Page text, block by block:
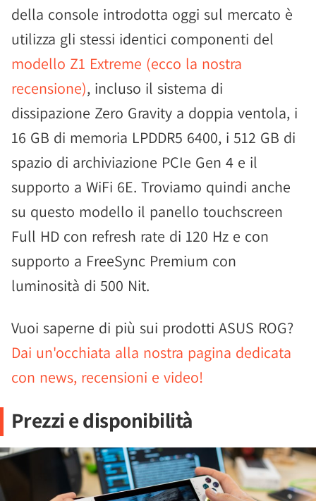
della console introdotta oggi sul mercato è
utilizza gli stessi identici componenti del
modello Z1 Extreme (ecco la nostra
recensione), incluso il sistema di
dissipazione Zero Gravity a doppia ventola, i
16 GB di memoria LPDDR5 6400, i 512 GB di
spazio di archiviazione PCIe Gen 4 e il
supporto a WiFi 6E. Troviamo quindi anche
su questo modello il panello touchscreen
Full HD con refresh rate di 120 Hz e con
supporto a FreeSync Premium con
luminosità di 500 Nit.
Vuoi saperne di più sui prodotti ASUS ROG?
Dai un'occhiata alla nostra pagina dedicata
con news, recensioni e video!
Prezzi e disponibilità